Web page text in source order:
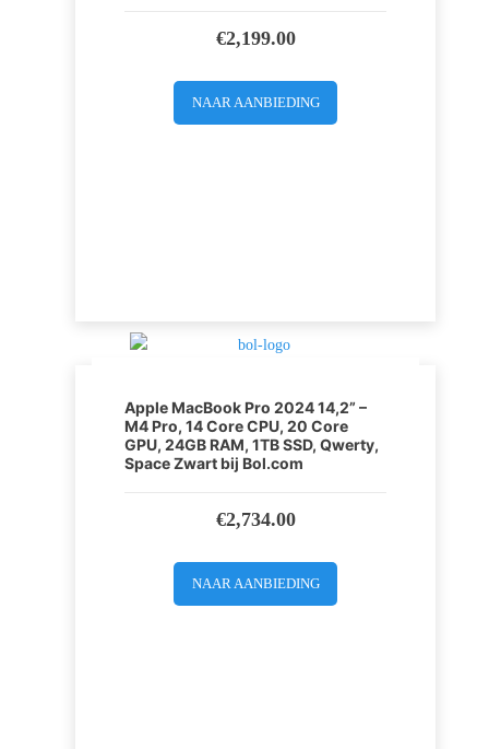
€2,199.00
NAAR AANBIEDING
Apple MacBook Pro 2024 14,2” –
M4 Pro, 14 Core CPU, 20 Core
GPU, 24GB RAM, 1TB SSD, Qwerty,
Space Zwart bij Bol.com
€2,734.00
NAAR AANBIEDING